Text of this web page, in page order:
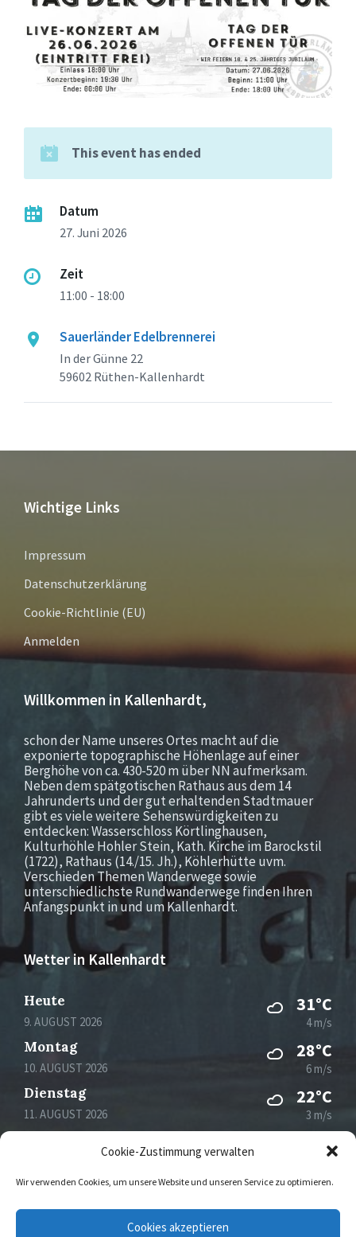
Cookie-Zustimmung verwalten
Wir verwenden Cookies, um unsere Website und unseren Service zu optimieren.
Cookies akzeptieren
This event has ended
Datum
27. Juni 2026
Zeit
11:00 - 18:00
Sauerländer Edelbrennerei
In der Günne 22
59602 Rüthen-Kallenhardt
Wichtige Links
Impressum
Datenschutzerklärung
Cookie-Richtlinie (EU)
Anmelden
Willkommen in Kallenhardt,
schon der Name unseres Ortes macht auf die
exponierte topographische Höhenlage auf einer
Berghöhe von ca. 430-520 m über NN aufmerksam.
Neben dem spätgotischen Rathaus aus dem 14
Jahrunderts und der gut erhaltenden Stadtmauer
gibt es viele weitere Sehenswürdigkeiten zu
entdecken: Wasserschloss Körtlinghausen,
Kulturhöhle Hohler Stein, Kath. Kirche im Barockstil
(1722), Rathaus (14./15. Jh.), Köhlerhütte uvm.
Verschieden Themen Wanderwege sowie
unterschiedlichste Rundwanderwege finden Ihren
Anfangspunkt in und um Kallenhardt.
Wetter in Kallenhardt
Heute
9. AUGUST 2026
31°C
4 m/s
Montag
10. AUGUST 2026
28°C
6 m/s
Dienstag
11. AUGUST 2026
22°C
3 m/s
12. AUGUST 2026
27°C
3 m/s
Facebook Instagram